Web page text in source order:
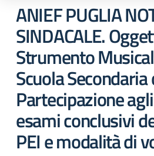
ANIEF PUGLIA
SINDACALE.
Strumento
Scuola
Partecipazione
esami conclusivi
PEI e modalità di